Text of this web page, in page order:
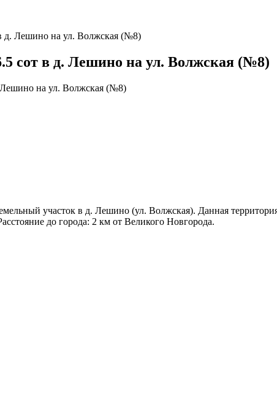
д. Лешино на ул. Волжская (№8)
сот в д. Лешино на ул. Волжская (№8)
участок в д. Лешино (ул. Волжская). Данная
до города: 2 км от Великого Новгорода.